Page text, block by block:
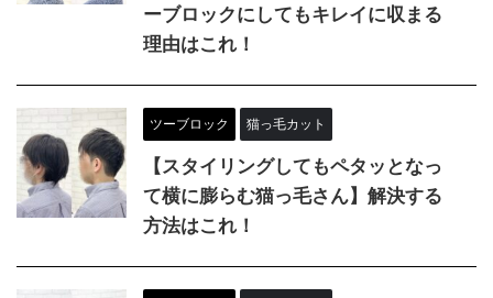
ーブロックにしてもキレイに収まる
理由はこれ！
ツーブロック 猫っ毛カット
【スタイリングしてもペタッとなっ
て横に膨らむ猫っ毛さん】解決する
方法はこれ！